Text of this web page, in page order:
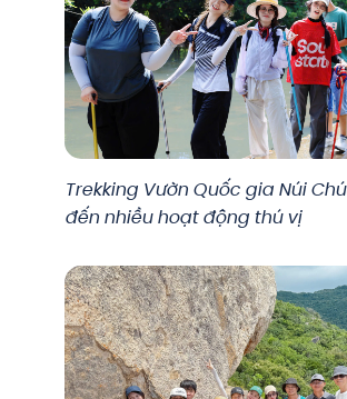
Trekking Vườn Quốc gia Núi
đến nhiều hoạt động thú vị